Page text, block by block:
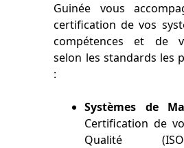
Guinée vous
certification de vos
compétences et de
selon les standards les
:
Systèmes de
Certification de
Qualité